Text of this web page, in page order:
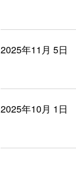
2025年11月 5日
2025年10月 1日